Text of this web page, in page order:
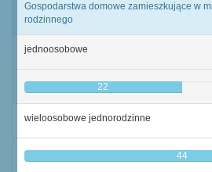
Gospodarstwa domowe zamieszkujące w
rodzinnego
jednoosobowe
22
wieloosobowe jednorodzinne
44